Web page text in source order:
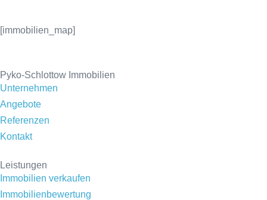
[immobilien_map]
Pyko-Schlottow Immobilien
Unternehmen
Angebote
Referenzen
Kontakt
Leistungen
Immobilien verkaufen
Immobilienbewertung